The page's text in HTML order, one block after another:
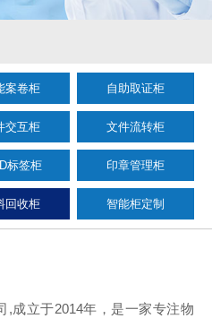
案卷柜 自助取证柜
交互柜 文件流转柜
标签柜 印章管理柜
回收柜 智能柜定制
,成立于2014年，是一家专注物